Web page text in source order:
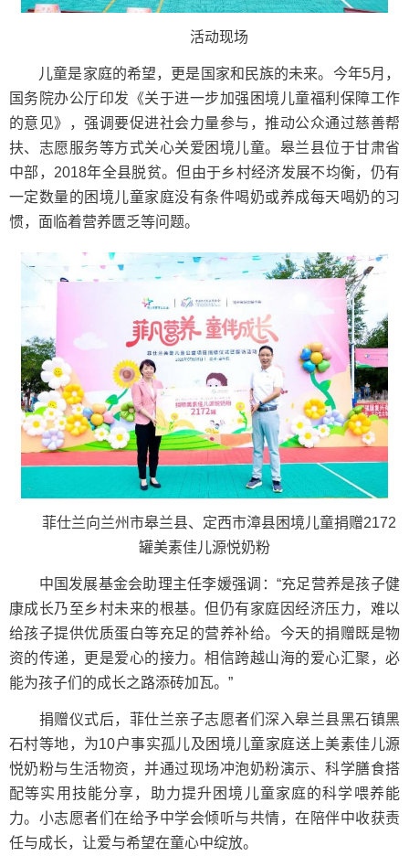
活动现场
儿童是家庭的希望，更是国家和民族的未来。今年5月，
国务院办公厅印发《关于进一步加强困境儿童福利保障工作
的意见》，强调要促进社会力量参与，推动公众通过慈善帮
扶、志愿服务等方式关心关爱困境儿童。皋兰县位于甘肃省
中部，2018年全县脱贫。但由于乡村经济发展不均衡，仍有
一定数量的困境儿童家庭没有条件喝奶或养成每天喝奶的习
惯，面临着营养匮乏等问题。
菲仕兰向兰州市皋兰县、定西市漳县困境儿童捐赠2172
罐美素佳儿源悦奶粉
中国发展基金会助理主任李媛强调：“充足营养是孩子健
康成长乃至乡村未来的根基。但仍有家庭因经济压力，难以
给孩子提供优质蛋白等充足的营养补给。今天的捐赠既是物
资的传递，更是爱心的接力。相信跨越山海的爱心汇聚，必
能为孩子们的成长之路添砖加瓦。”
捐赠仪式后，菲仕兰亲子志愿者们深入皋兰县黑石镇黑
石村等地，为10户事实孤儿及困境儿童家庭送上美素佳儿源
悦奶粉与生活物资，并通过现场冲泡奶粉演示、科学膳食搭
配等实用技能分享，助力提升困境儿童家庭的科学喂养能
力。小志愿者们在给予中学会倾听与共情，在陪伴中收获责
任与成长，让爱与希望在童心中绽放。